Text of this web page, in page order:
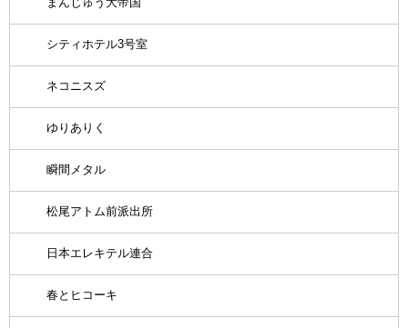
シティホテル3号室
ネコニスズ
ゆりありく
瞬間メタル
松尾アトム前派出所
日本エレキテル連合
春とヒコーキ